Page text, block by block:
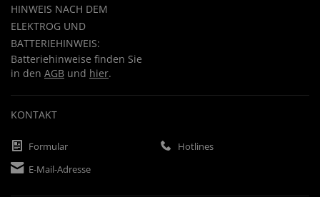
HINWEIS NACH DEM
ELEKTROG UND
BATTERIEHINWEIS:
Batteriehinweise finden Sie
in den AGB und hier.
KONTAKT
Formular
Hotlines
E-Mail-Adresse